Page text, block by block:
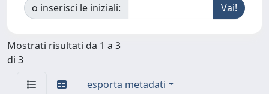
o inserisci le iniziali:
Mostrati risultati da 1 a 3
di 3
esporta metadati